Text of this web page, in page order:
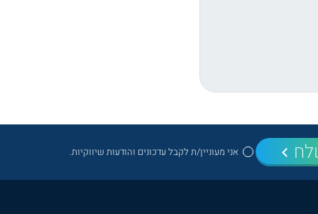
אני מעוניין/ת לקבל עדכונים והודעות שיווקיות.